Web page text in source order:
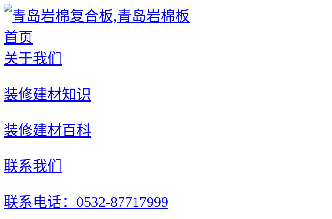
首页
关于我们
装修建材知识
装修建材百科
联系我们
联系电话：0532-87717999